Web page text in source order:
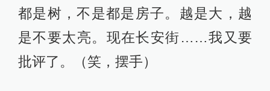
都是树，不是都是房子。越是大，越
是不要太亮。现在长安街……我又要
批评了。（笑，摆手）